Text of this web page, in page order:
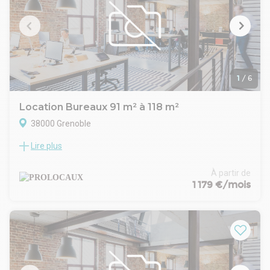
réversibleCourant fortPavés ledsBon état généralClairVues
Montagnes
- Type de bail : Commercial
- Durée : 3/6/9 ans
- Indice : ILAT
- Dépôt de garantie : 3 mois
- Loyers et charges : Trimestriels et d'avance
1 / 6
Location Bureaux 91 m² à 118 m²
38000 Grenoble
A louer bureaux d'environ 89m2 au R+3 à EUROPOLE à 100m
location vous est proposé par PROLOCAUX.
Prestations - équipements : Bureaux d'environ 89m2 au
- Type de bail : Commercial
- Durée : 3/6/9 ans
- Indice : ICC
- Dépôt de garantie : 3 mois
- Loyers et charges : Trimestriels et d'avance
Lire plus
À partir de
1 179 €/mois